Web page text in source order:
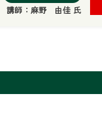
講師： 麻野 由佳 氏